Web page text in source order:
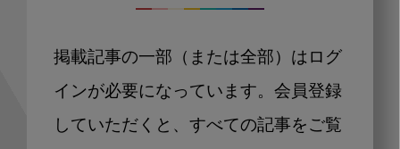
掲載記事の一部（または全部）はログ
インが必要になっています。会員登録
していただくと、すべての記事をご覧